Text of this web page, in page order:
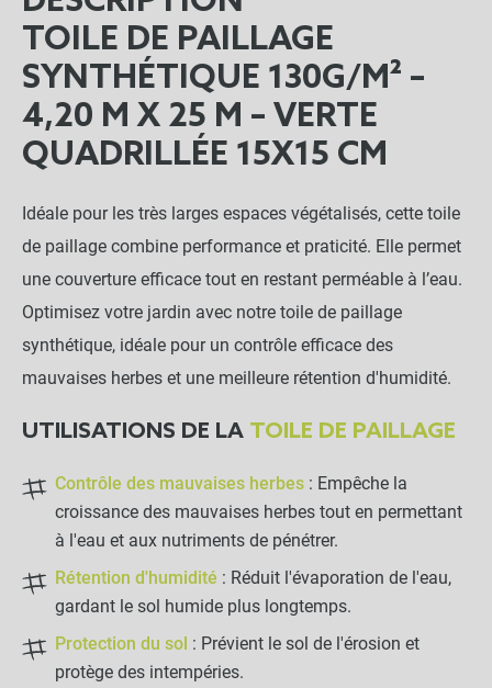
TOILE DE PAILLAGE
SYNTHÉTIQUE 130G/M² –
4,20 M X 25 M – VERTE
QUADRILLÉE 15X15 CM
Idéale pour les très larges espaces végétalisés, cette toile
de paillage combine performance et praticité. Elle permet
une couverture efficace tout en restant perméable à l’eau.
Optimisez votre jardin avec notre toile de paillage
synthétique, idéale pour un contrôle efficace des
mauvaises herbes et une meilleure rétention d'humidité.
UTILISATIONS DE LA TOILE DE PAILLAGE
Contrôle des mauvaises herbes : Empêche la
croissance des mauvaises herbes tout en permettant
à l'eau et aux nutriments de pénétrer.
Rétention d'humidité : Réduit l'évaporation de l'eau,
gardant le sol humide plus longtemps.
Protection du sol : Prévient le sol de l'érosion et
protège des intempéries.